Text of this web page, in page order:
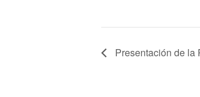
Presentación de la